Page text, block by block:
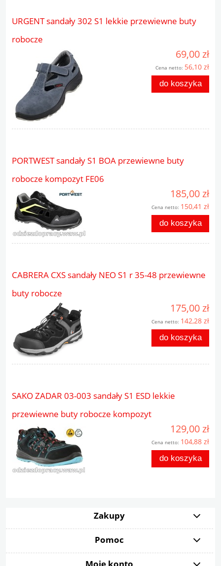
URGENT sandały 302 S1 lekkie przewiewne buty
robocze
69,00 zł
Cena netto: 56,10 zł
do koszyka
PORTWEST sandały S1 BOA przewiewne buty
robocze kompozyt FE06
185,00 zł
Cena netto: 150,41 zł
do koszyka
CABRERA CXS sandały NEO S1 r 35-48 przewiewne
buty robocze
175,00 zł
Cena netto: 142,28 zł
do koszyka
SAKO ZADAR 03-003 sandały S1 ESD lekkie
przewiewne buty robocze kompozyt
129,00 zł
Cena netto: 104,88 zł
do koszyka
Zakupy
Pomoc
Moje konto